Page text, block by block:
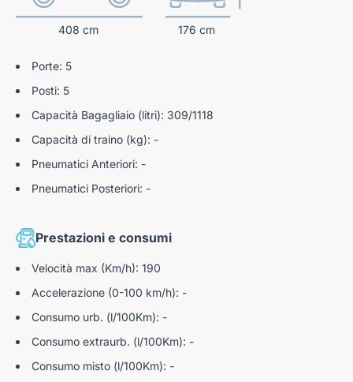
408 cm 176 cm
Porte: 5
Posti: 5
Capacità Bagagliaio (litri): 309/1118
Capacità di traino (kg): -
Pneumatici Anteriori: -
Pneumatici Posteriori: -
Prestazioni e consumi
Velocità max (Km/h): 190
Accelerazione (0-100 km/h): -
Consumo urb. (l/100Km): -
Consumo extraurb. (l/100Km): -
Consumo misto (l/100Km): -